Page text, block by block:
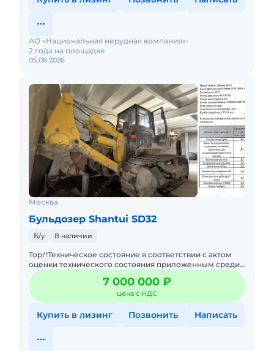
05.08.2026
АО «Национальная нерудная компания»
2 года на площадке
Москва
Бульдозер Shantui SD32
Б/у В наличии
Торг!Техническое состояние в соответствии с актом
оценки технического состояния приложенным среди
фотографий.ДВС заменёнНа ходу.Местонахождение:
Искитимский кар
7 000 000 ₽
цена с НДС
Купить в лизинг Позвонить Написать